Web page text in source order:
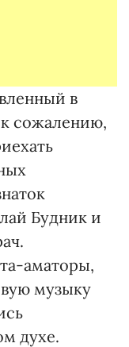
в
к сожалению,
Будник и
аматоры,
музыку
духе.